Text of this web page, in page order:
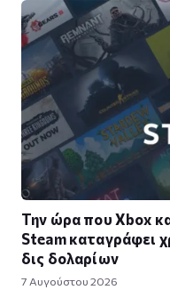
Την ώρα που Xbox
Steam καταγράφει
δις δολαρίων
7 Αυγούστου 2026